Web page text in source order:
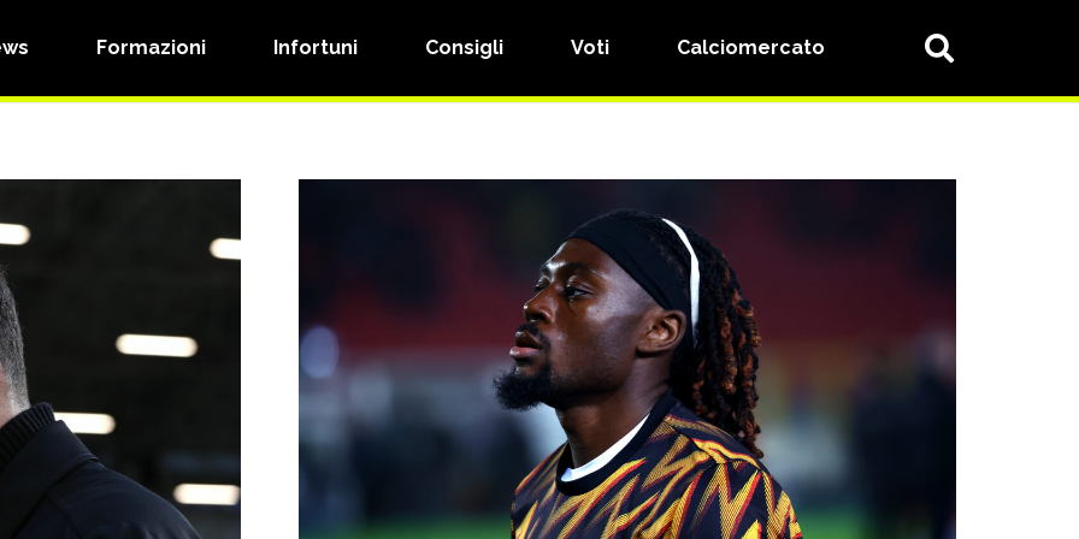
Formazioni Infortuni Consigli Voti Calciomercato